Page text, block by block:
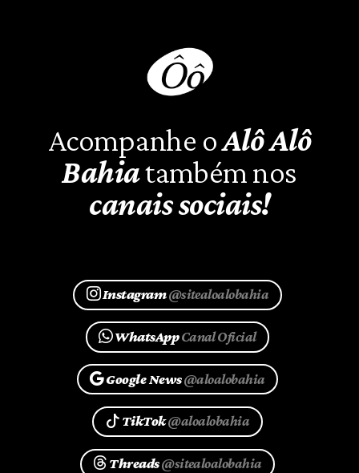
Acompanhe oAlô Alô
Bahiatambém nos
canais sociais!
Instagram@sitealoalobahia
WhatsAppCanal Oficial
Google News@aloalobahia
TikTok@aloalobahia
Threads@sitealoalobahia